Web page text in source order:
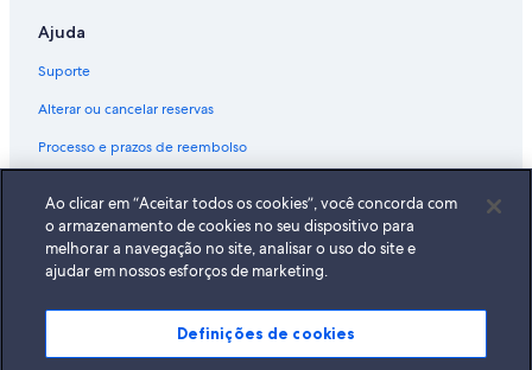
Ajuda
Suporte
Alterar ou cancelar reservas
Processo e prazos de reembolso
Documentos para viagens internacionais
A Expedia, Inc. não se responsabiliza pelo conteúdo dos sites externos.
© 2026 Expedia, Inc., uma empresa do Expedia Group. Todos os direitos
Ao clicar em “Aceitar todos os cookies”, você concorda com
o armazenamento de cookies no seu dispositivo para
melhorar a navegação no site, analisar o uso do site e
ajudar em nossos esforços de marketing.
Definições de cookies